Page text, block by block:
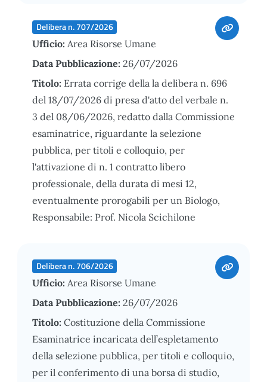
Delibera n. 707/2026
Ufficio: Area Risorse Umane
Data Pubblicazione: 26/07/2026
Titolo: Errata corrige della la delibera n. 696
del 18/07/2026 di presa d'atto del verbale n.
3 del 08/06/2026, redatto dalla Commissione
esaminatrice, riguardante la selezione
pubblica, per titoli e colloquio, per
l'attivazione di n. 1 contratto libero
professionale, della durata di mesi 12,
eventualmente prorogabili per un Biologo,
Responsabile: Prof. Nicola Scichilone
Delibera n. 706/2026
Ufficio: Area Risorse Umane
Data Pubblicazione: 26/07/2026
Titolo: Costituzione della Commissione
Esaminatrice incaricata dell’espletamento
della selezione pubblica, per titoli e colloquio,
per il conferimento di una borsa di studio,